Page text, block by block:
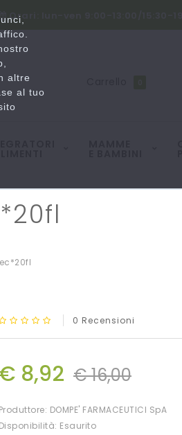
Orari: lun-ven 9:00-13:00/15:30-
0 Recensioni
€ 8,92 € 16,00
Produttore: DOMPE' FARMACEUTICI SpA
Disponibilità: Esaurito
altre
al tuo